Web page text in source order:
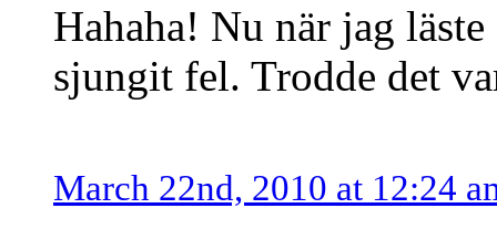
Hahaha! Nu när jag
sjungit fel. Trodde det
March 22nd, 2010 at 12:24